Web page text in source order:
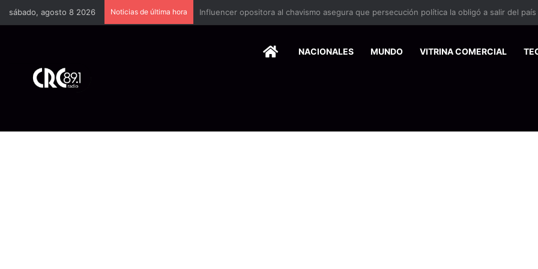
sábado, agosto 8 2026 Noticias de última hora Industria plástica se suma a la economía circular
HOMENACIONALES MUNDO VITRINA COMERCIAL